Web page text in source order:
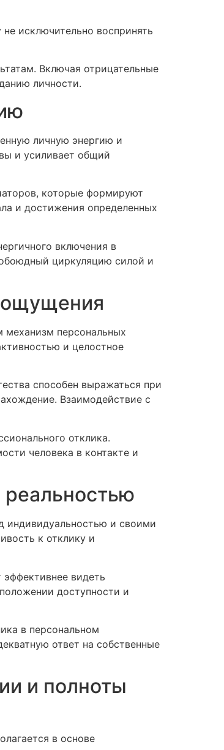
исключительно воспринять
Включая отрицательные
личности.
личную энергию и
и усиливает общий
которые формируют
и достижения определенных
включения в
циркуляцию силой и
ощущения
механизм персональных
и целостное
способен выражаться при
Взаимодействие с
отклика.
человека в контакте и
реальностью
индивидуальностью и своими
к отклику и
видеть
доступности и
в персональном
ответ на собственные
и полноты
в основе